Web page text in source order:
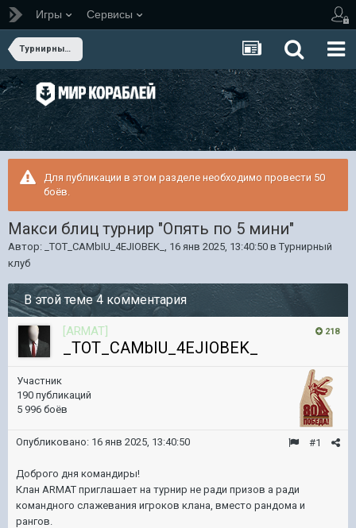
Игры Сервисы
Турнирный клуб
Для публикации в этом разделе необходимо провести 50
боёв.
Макси блиц турнир "Опять по 5 мини"
Автор: _TOT_CAMbIU_4EJIOBEK_ , 16 янв 2025, 13:40:50 в Турнирный
клуб
В этой теме 4 комментария
218
[ARMAT]
_TOT_CAMbIU_4EJIOBEK_
Участник
190 публикаций
5 996 боёв
#1
Опубликовано: 16 янв 2025, 13:40:50
Доброго дня командиры!
Клан ARMAT приглашает на турнир не ради призов а ради
командного слажевания игроков клана, вместо рандома и
рангов.